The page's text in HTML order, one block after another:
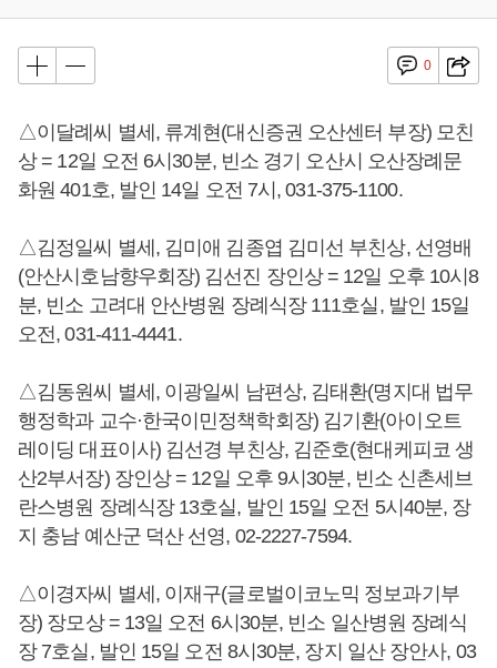
0
△이달례씨 별세, 류계현(대신증권 오산센터 부장) 모친
상 = 12일 오전 6시30분, 빈소 경기 오산시 오산장례문
화원 401호, 발인 14일 오전 7시, 031-375-1100.
△김정일씨 별세, 김미애 김종엽 김미선 부친상, 선영배
(안산시호남향우회장) 김선진 장인상 = 12일 오후 10시8
분, 빈소 고려대 안산병원 장례식장 111호실, 발인 15일
오전, 031-411-4441.
△김동원씨 별세, 이광일씨 남편상, 김태환(명지대 법무
행정학과 교수·한국이민정책학회장) 김기환(아이오트
레이딩 대표이사) 김선경 부친상, 김준호(현대케피코 생
산2부서장) 장인상 = 12일 오후 9시30분, 빈소 신촌세브
란스병원 장례식장 13호실, 발인 15일 오전 5시40분, 장
지 충남 예산군 덕산 선영, 02-2227-7594.
△이경자씨 별세, 이재구(글로벌이코노믹 정보과기부
장) 장모상 = 13일 오전 6시30분, 빈소 일산병원 장례식
장 7호실, 발인 15일 오전 8시30분, 장지 일산 장안사, 03